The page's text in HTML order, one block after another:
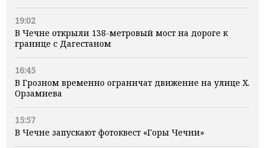
19:02
В Чечне открыли 138-метровый мост на дороге к
границе с Дагестаном
16:45
В Грозном временно ограничат движение на улице Х.
Орзамиева
15:57
В Чечне запускают фотоквест «Горы Чечни»